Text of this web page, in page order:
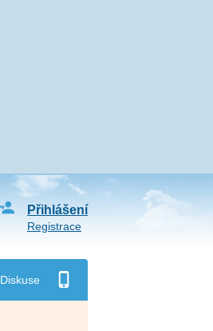
Diskuse
Přihlášení
Registrace